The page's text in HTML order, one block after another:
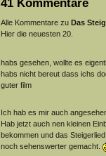
41 Kommentare
Alle Kommentare zu Das
Hier die neuesten 20.
habs gesehen, wollte es
habs nicht bereut dass ichs
guter film
Ich hab es mir auch
Hab jetzt auch nen kleinen
bekommen und das
noch sehenswerter gemacht.